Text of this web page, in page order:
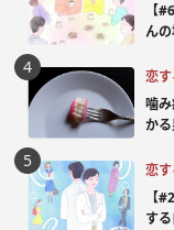
【
ん
恋
噛
か
恋
【
す